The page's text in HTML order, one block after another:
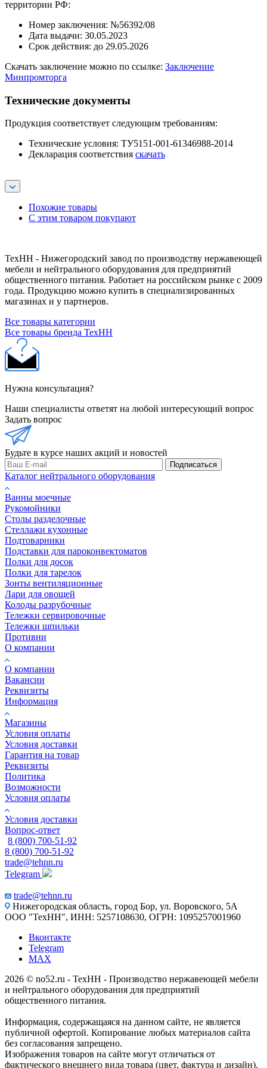
территории РФ:
Номер заключения: №56392/08
Дата выдачи: 30.05.2023
Срок действия: до 29.05.2026
Скачать заключение можно по ссылке: Заключение
Минпромторга
Технические документы
Продукция соответствует следующим требованиям:
Технические условия: ТУ5151-001-61346988-2014
Декларация соответствия скачать
Похожие товары
С этим товаром покупают
ТехНН - Нижегородский завод по производству нержавеющей
мебели и нейтрального оборудования для предприятий
общественного питания. Работает на российском рынке с 2009
года. Продукцию можно купить в специализированных
магазинах и у партнеров.
Все товары категории
Все товары бренда ТехНН
Нужна консультация?
Наши специалисты ответят на любой интересующий вопрос
Задать вопрос
Будьте в курсе наших акций и новостей
Подписаться
Каталог нейтрального оборудования
Ванны моечные
Рукомойники
Столы разделочные
Стеллажи кухонные
Подтоварники
Подставки для пароконвектоматов
Полки для досок
Полки для тарелок
Зонты вентиляционные
Лари для овощей
Колоды разрубочные
Тележки сервировочные
Тележки шпильки
Противни
О компании
О компании
Вакансии
Реквизиты
Информация
Магазины
Условия оплаты
Условия доставки
Гарантия на товар
Реквизиты
Политика
Возможности
Условия оплаты
Условия доставки
Вопрос-ответ
8 (800) 700-51-92
8 (800) 700-51-92
trade@tehnn.ru
Telegram
trade@tehnn.ru
Нижегородская область, город Бор, ул. Воровского, 5А
ООО "ТехНН", ИНН: 5257108630, ОГРН: 1095257001960
Вконтакте
Telegram
MAX
2026 © no52.ru - ТехНН - Производство нержавеющей мебели
и нейтрального оборудования для предприятий
общественного питания.
Информация, содержащаяся на данном сайте, не является
публичной офертой. Копирование любых материалов сайта
без согласования запрещено.
Изображения товаров на сайте могут отличаться от
фактического внешнего вида товара (цвет, фактура и дизайн).